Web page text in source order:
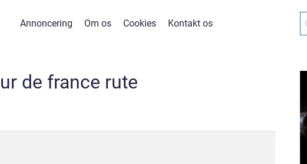
Annoncering Om os Cookies Kontakt os
de france rute